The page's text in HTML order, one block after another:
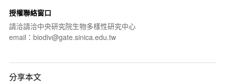
授權聯絡窗口
請洽請洽中央研究院生物多樣性研究中心
email：biodiv@gate.sinica.edu.tw
分享本文